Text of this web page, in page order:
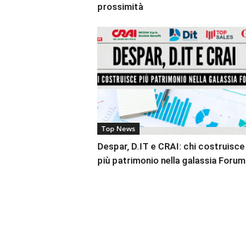
prossimità
Top News
Despar, D.IT e CRAI: chi costruisce
più patrimonio nella galassia Forum